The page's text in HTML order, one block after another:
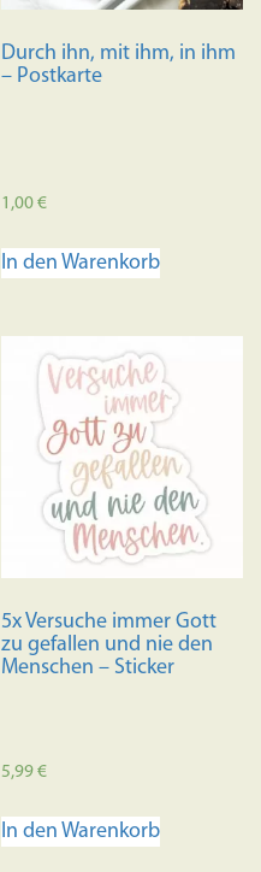
Durch ihn, mit ihm, in ihm
– Postkarte
1,00€
In den Warenkorb
5x Versuche immer Gott
zu gefallen und nie den
Menschen – Sticker
5,99€
In den Warenkorb